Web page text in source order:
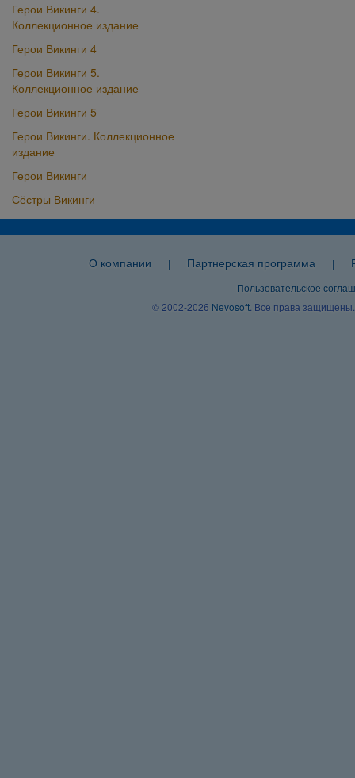
Герои Викинги 4.
Коллекционное издание
Герои Викинги 4
Герои Викинги 5.
Коллекционное издание
Герои Викинги 5
Герои Викинги. Коллекционное
издание
Герои Викинги
Сёстры Викинги
О компании | Партнерская программа |
Пользовательское
© 2002-2026 Nevosoft . Все права защищены